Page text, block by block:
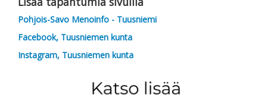
Pohjois-Savo Menoinfo - Tuusniemi
Facebook, Tuusniemen kunta
Instagram, Tuusniemen kunta